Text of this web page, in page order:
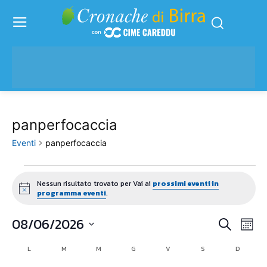
panperfocaccia
Eventi panperfocaccia
Eventi
Notice
Nessun risultato trovato per Vai ai prossimi eventi in
programma eventi.
Eventi
CercaMese
08/06/2026
data.
Calendario
LLUNEDÌ M M MERCOLEDÌ
G V S D